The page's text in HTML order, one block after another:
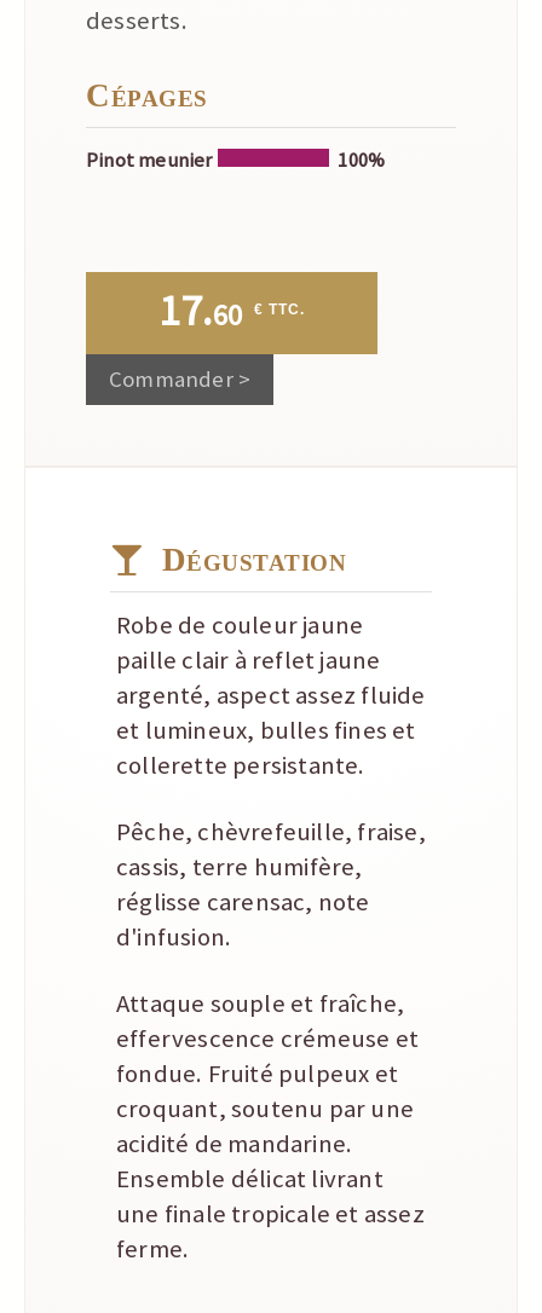
desserts.
Cépages
Pinot meunier 100%
17.60  € TTC.
Commander >
Dégustation
Robe de couleur jaune
paille clair à reflet jaune
argenté, aspect assez fluide
et lumineux, bulles fines et
collerette persistante.
Pêche, chèvrefeuille, fraise,
cassis, terre humifère,
réglisse carensac, note
d'infusion.
Attaque souple et fraîche,
effervescence crémeuse et
fondue. Fruité pulpeux et
croquant, soutenu par une
acidité de mandarine.
Ensemble délicat livrant
une finale tropicale et assez
ferme.